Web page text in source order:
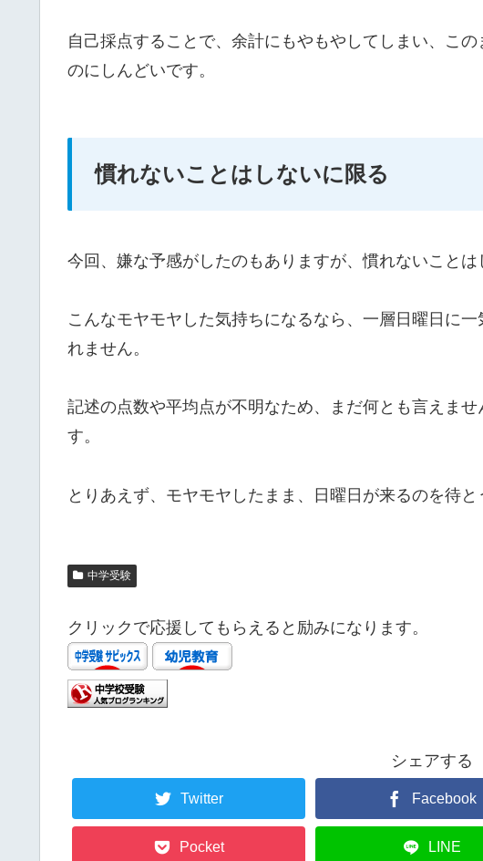
自己採点することで、余計にもやもやしてしまい、こ
のにしんどいです。
慣れないことはしないに限る
今回、嫌な予感がしたのもありますが、慣れないことは
こんなモヤモヤした気持ちになるなら、一層日曜日に
れません。
記述の点数や平均点が不明なため、まだ何とも言えま
す。
とりあえず、モヤモヤしたまま、日曜日が来るのを待と
中学受験
クリックで応援してもらえると励みになります。
シェアする
Twitter Facebook
Pocket LINE